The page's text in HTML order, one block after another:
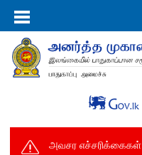
அவசர எச்சரிக்கைகள்